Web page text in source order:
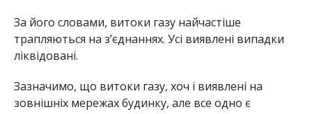
За його словами, витоки газу найчастіше
трапляються на з’єднаннях. Усі виявлені випадки
ліквідовані.
Зазначимо, що витоки газу, хоч і виявлені на
зовнішніх мережах будинку, але все одно є